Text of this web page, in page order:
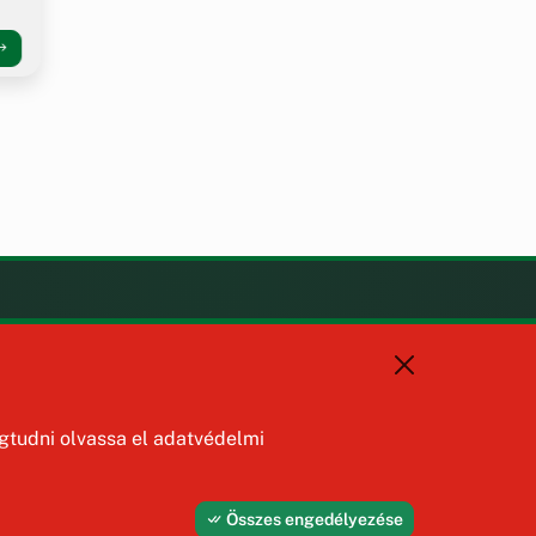
KAPCSOLAT
8192 Hajmáskér, Kossuth Lajos
olvassa el adatvédelmi
Összes engedélyezése